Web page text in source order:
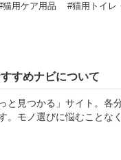
猫用ケア用品 #猫用トイレ
すめナビについて
と見つかる」サイト。各
。モノ選びに悩むことな